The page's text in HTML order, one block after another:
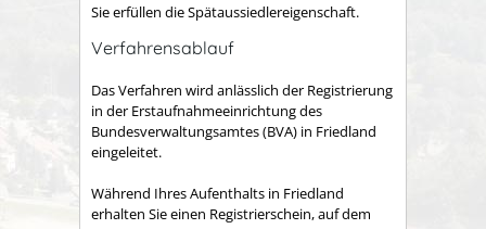
Sie erfüllen die Spätaussiedlereigenschaft.
Verfahrensablauf
Das Verfahren wird anlässlich der Registrierung
in der Erstaufnahmeeinrichtung des
Bundesverwaltungsamtes (BVA) in Friedland
eingeleitet.
Während Ihres Aufenthalts in Friedland
erhalten Sie einen Registrierschein, auf dem